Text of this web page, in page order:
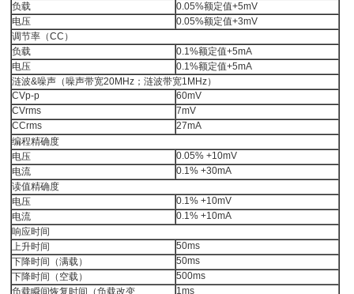
负载
0.05%额定值+5mV
电压
0.05%额定值+3mV
调节率（CC）
负载
0.1%额定值+5mA
电压
0.1%额定值+5mA
涟波&噪声（噪声带宽20MHz；涟波带宽1MHz）
CVp-p
60mV
CVrms
7mV
CCrms
27mA
编程精确度
电压
0.05% +10mV
电流
0.1% +30mA
读值精确度
电压
0.1% +10mV
电流
0.1% +10mA
响应时间
上升时间
50ms
下降时间（满载）
50ms
下降时间（空载）
500ms
1ms